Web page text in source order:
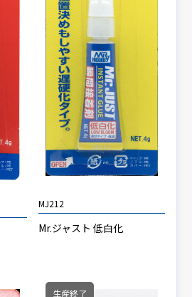
MJ212
Mr.ジャスト 低白化
生産終了